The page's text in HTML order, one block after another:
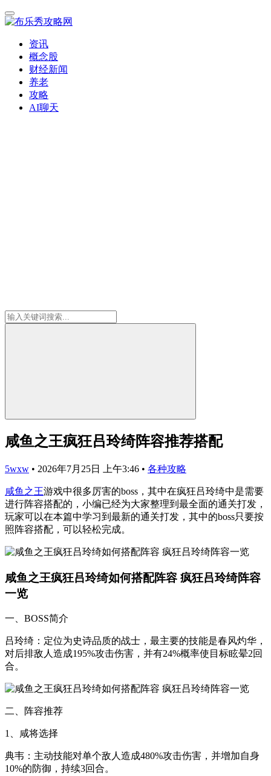
资讯
概念股
财经新闻
养老
攻略
AI聊天
咸鱼之王疯狂吕玲绮阵容推荐搭配
5wxw • 2026年7月25日 上午3:46 • 各种攻略
咸鱼之王游戏中很多厉害的boss，其中在疯狂吕玲绮中是需要
进行阵容搭配的，小编已经为大家整理到最全面的通关打发，
玩家可以在本篇中学习到最新的通关打发，其中的boss只要按
照阵容搭配，可以轻松完成。
咸鱼之王疯狂吕玲绮如何搭配阵容 疯狂吕玲绮阵容
一览
一、BOSS简介
吕玲绮：定位为史诗品质的战士，最主要的技能是春风灼华，
对后排敌人造成195%攻击伤害，并有24%概率使目标眩晕2回
合。
二、阵容推荐
1、咸将选择
典韦：主动技能对单个敌人造成480%攻击伤害，并增加自身
10%的防御，持续3回合。